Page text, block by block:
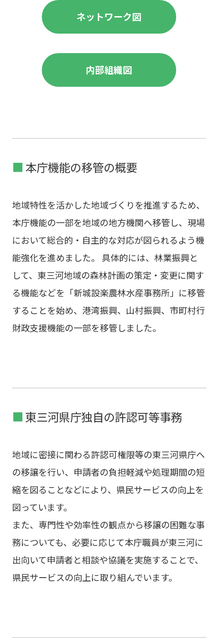
ネットワーク図
内部組織図
本庁機能の移管の概要
地域特性を活かした地域づくりを推進するため、
本庁機能の一部を地域の地方機関へ移管し、現場
において総合的・自主的な対応が図られるよう機
能強化を進めました。 具体的には、林業振興と
して、東三河地域の森林計画の策定・変更に関す
る機能などを「新城設楽農林水産事務所」に移管
することを始め、港湾振興、山村振興、市町村行
財政支援機能の一部を移管しました。
東三河県庁独自の許認可等事務
地域に密接に関わる許認可権限等の東三河県庁へ
の移譲を行い、申請者の負担軽減や処理期間の短
縮を図ることなどにより、県民サービスの向上を
図っています。
また、専門性や効率性の観点から移譲の困難な事
務についても、必要に応じて本庁職員が東三河に
出向いて申請者と相談や協議を実施することで、
県民サービスの向上に取り組んでいます。